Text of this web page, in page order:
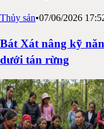
Thủy sản•07/06/2026
Bát Xát nâng kỹ
dưới tán rừng